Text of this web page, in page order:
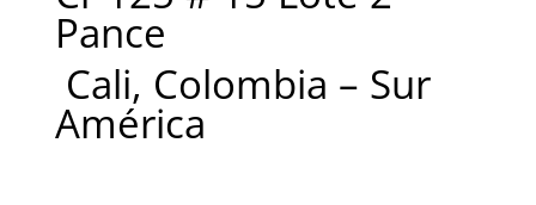
Pance
Cali, Colombia – Sur
América